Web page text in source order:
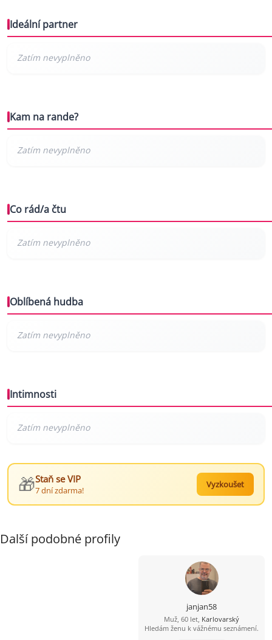
Ideální partner
Kam na rande?
Co rád/a čtu
Oblíbená hudba
Intimnosti
🎁Staň se VIP
7 dní zdarma!
Vyzkoušet
Další podobné profily
janjan58
Muž, 60 let, Karlovarský
Hledám ženu k vážnému seznámení.